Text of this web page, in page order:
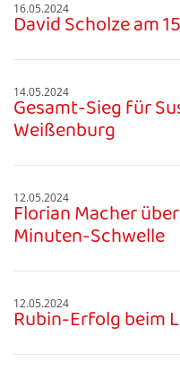
16.05.2024
David Scholze am
14.05.2024
Gesamt-Sieg für
Weißenburg
12.05.2024
Florian Macher
Minuten-Schwelle
12.05.2024
Rubin-Erfolg beim